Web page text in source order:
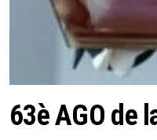
63è AGO de